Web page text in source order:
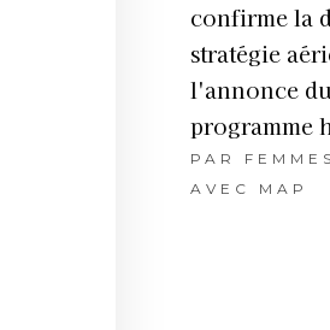
confirme la
stratégie
l'annonce
programme
PAR
AVEC MAP